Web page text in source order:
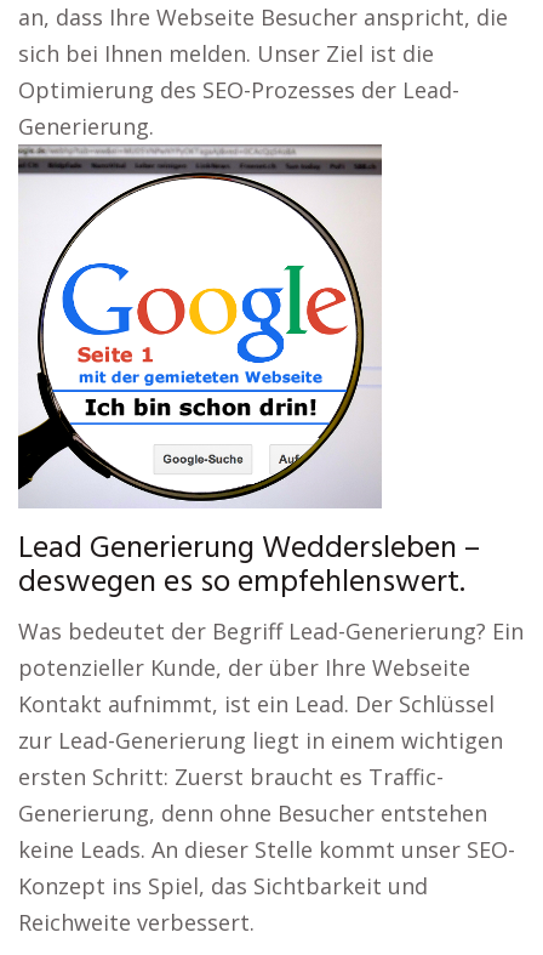
an, dass Ihre Webseite Besucher anspricht, die
sich bei Ihnen melden. Unser Ziel ist die
Optimierung des SEO-Prozesses der Lead-
Generierung.
Lead Generierung Weddersleben –
deswegen es so empfehlenswert.
Was bedeutet der Begriff Lead-Generierung? Ein
potenzieller Kunde, der über Ihre Webseite
Kontakt aufnimmt, ist ein Lead. Der Schlüssel
zur Lead-Generierung liegt in einem wichtigen
ersten Schritt: Zuerst braucht es Traffic-
Generierung, denn ohne Besucher entstehen
keine Leads. An dieser Stelle kommt unser SEO-
Konzept ins Spiel, das Sichtbarkeit und
Reichweite verbessert.